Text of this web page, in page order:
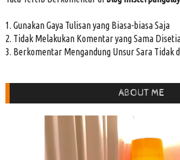
1. Gunakan Gaya Tulisan yang Biasa-biasa Saja
2. Tidak Melakukan Komentar yang Sama
3. Berkomentar Mengandung Unsur Sara Tidak
ABOUT ME